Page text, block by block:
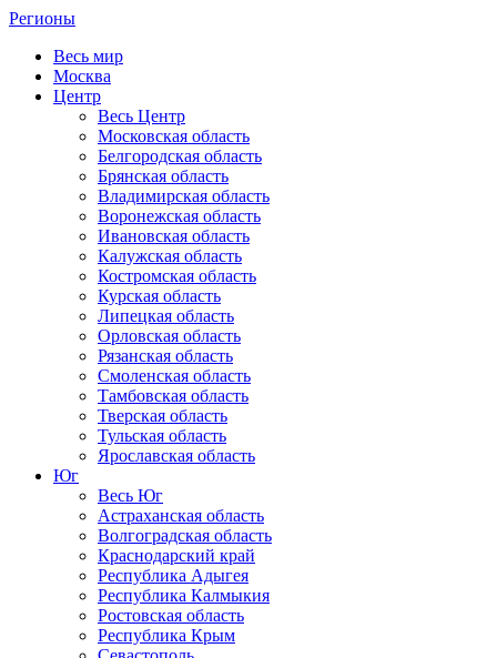
Регионы
Весь мир
Москва
Центр
Весь Центр
Московская область
Белгородская область
Брянская область
Владимирская область
Воронежская область
Ивановская область
Калужская область
Костромская область
Курская область
Липецкая область
Орловская область
Рязанская область
Смоленская область
Тамбовская область
Тверская область
Тульская область
Ярославская область
Юг
Весь Юг
Астраханская область
Волгоградская область
Краснодарский край
Республика Адыгея
Республика Калмыкия
Ростовская область
Республика Крым